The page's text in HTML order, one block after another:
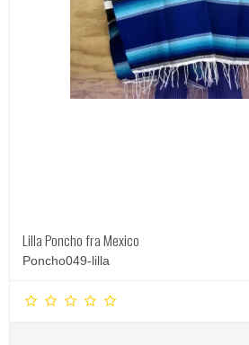
Lilla Poncho fra Mexico
Poncho049-lilla